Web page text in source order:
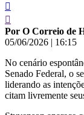
Por O Correio de
05/06/2026 | 16:15
No cenário
Senado Federal, o
liderando as
citam livremente